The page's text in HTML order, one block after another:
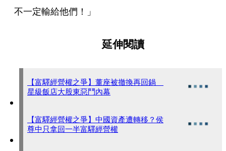
不一定輸給他們！」
延伸閱讀
【富驛經營權之爭】董座被撤換再回鍋
星級飯店大股東惡鬥內幕
【富驛經營權之爭】中國資產遭轉移？侯
尊中只拿回一半富驛經營權